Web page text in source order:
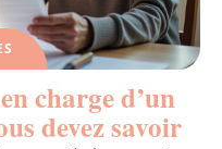
charge d’un
devez savoir